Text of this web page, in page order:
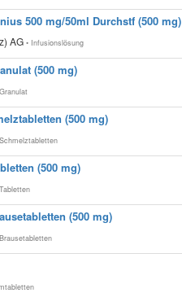
500 mg/50ml Durchstf (500 mg)
AG • Infusionslösung
(500 mg)
(500 mg)
(500 mg)
(500 mg)